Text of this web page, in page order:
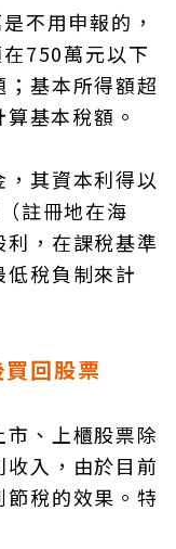
不用申報的，
750萬元以下
基本所得額超
基本稅額。
其資本利得以
註冊地在海
，在課稅基準
低稅負制來計
回股票
、上櫃股票除
入，由於目前
稅的效果。特